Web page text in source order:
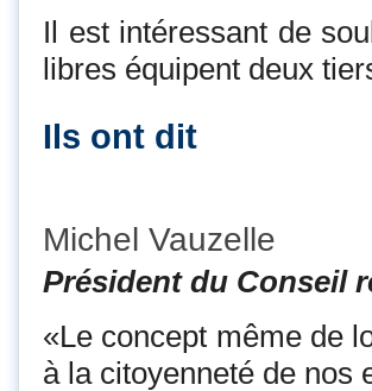
Il est intéressant de
libres équipent deux
Ils ont dit
Michel Vauzelle
Président du Conseil
«Le concept même de
à la citoyenneté de nos